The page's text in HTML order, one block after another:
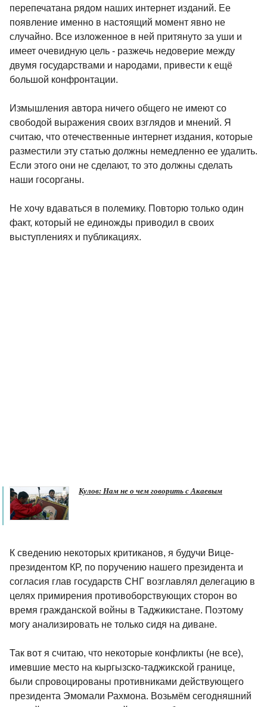
перепечатана рядом наших интернет изданий. Ее
появление именно в настоящий момент явно не
случайно. Все изложенное в ней притянуто за уши и
имеет очевидную цель - разжечь недоверие между
двумя государствами и народами, привести к ещё
большой конфронтации.
Измышления автора ничего общего не имеют со
свободой выражения своих взглядов и мнений. Я
считаю, что отечественные интернет издания, которые
разместили эту статью должны немедленно ее удалить.
Если этого они не сделают, то это должны сделать
наши госорганы.
Не хочу вдаваться в полемику. Повторю только один
факт, который не единожды приводил в своих
выступлениях и публикациях.
Кулов: Нам не о чем говорить с Акаевым
К сведению некоторых критиканов, я будучи Вице-
президентом КР, по поручению нашего президента и
согласия глав государств СНГ возглавлял делегацию в
целях примирения противоборствующих сторон во
время гражданской войны в Таджикистане. Поэтому
могу анализировать не только сидя на диване.
Так вот я считаю, что некоторые конфликты (не все),
имевшие место на кыргызско-таджикской границе,
были спровоцированы противниками действующего
президента Эмомали Рахмона. Возьмём сегодняшний